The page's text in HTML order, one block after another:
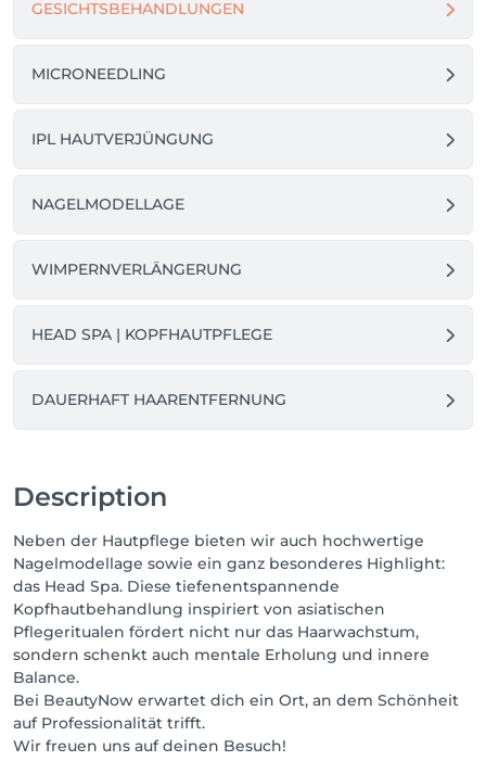
GESICHTSBEHANDLUNGEN
MICRONEEDLING
IPL HAUTVERJÜNGUNG
NAGELMODELLAGE
WIMPERNVERLÄNGERUNG
HEAD SPA | KOPFHAUTPFLEGE
DAUERHAFT HAARENTFERNUNG
Description
Neben der Hautpflege bieten wir auch hochwertige
Nagelmodellage sowie ein ganz besonderes Highlight:
das Head Spa. Diese tiefenentspannende
Kopfhautbehandlung inspiriert von asiatischen
Pflegeritualen fördert nicht nur das Haarwachstum,
sondern schenkt auch mentale Erholung und innere
Balance.
Bei BeautyNow erwartet dich ein Ort, an dem Schönheit
auf Professionalität trifft.
Wir freuen uns auf deinen Besuch!